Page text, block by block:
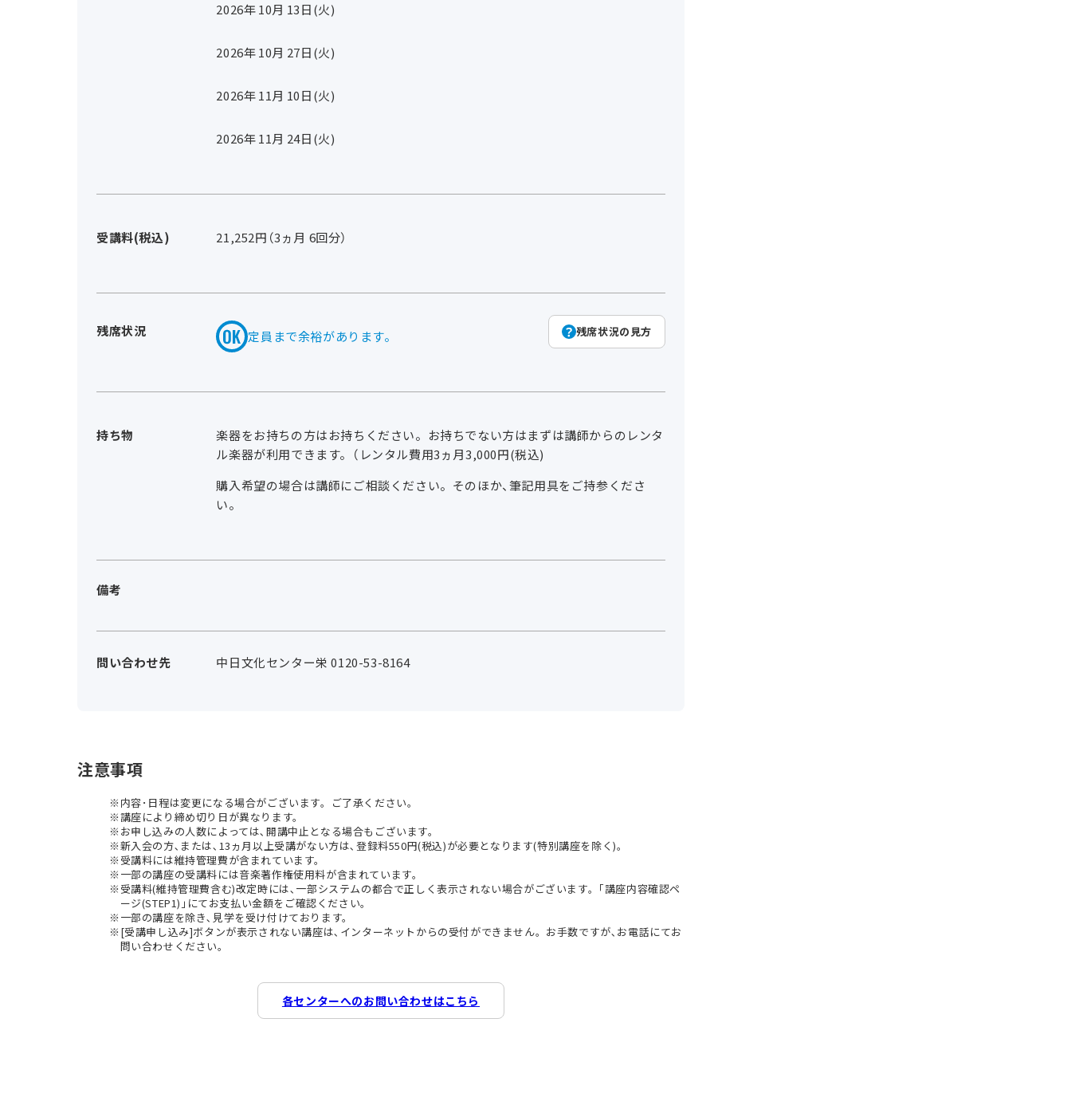
2026年10月 13日(火)
2026年10月 27日(火)
2026年11月 10日(火)
2026年11月 24日(火)
受講料(税込) 21,252円（3ヵ月 6回分）
残席状況 定員まで余裕があります。 残席状況の見方
持ち物
楽器をお持ちの方はお持ちください。お持ちでない方はまずは講師からのレンタ
ル楽器が利用できます。（レンタル費用3ヵ月3,000円(税込)
購入希望の場合は講師にご相談ください。そのほか、筆記用具をご持参くださ
い。
備考
問い合わせ先 中日文化センター栄 0120-53-8164
注意事項
内容･日程は変更になる場合がございます。ご了承ください。
講座により締め切り日が異なります。
お申し込みの人数によっては､開講中止となる場合もございます。
新入会の方､または､13ヵ月以上受講がない方は､登録料550円(税込)が必要となります(特別講座を除く)。
受講料には維持管理費が含まれています。
一部の講座の受講料には音楽著作権使用料が含まれています。
受講料(維持管理費含む)改定時には､一部システムの都合で正しく表示されない場合がございます。｢講座内容確認ペ
ージ(STEP1)｣にてお支払い金額をご確認ください。
一部の講座を除き､見学を受け付けております。
[受講申し込み]ボタンが表示されない講座は､インターネットからの受付ができません。お手数ですが､お電話にてお
問い合わせください。
各センターへのお問い合わせはこちら